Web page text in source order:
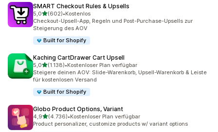
SMART Checkout Rules & Upsells
5,0von 5 Sternen
(602)
602 Rezensionen insgesamt
•Kostenlos
Checkout-Upsell-App, Regeln und Post-Purchase-Upsells zur
Steigerung des AOV
Built for Shopify
Kaching CartDrawer Cart Upsell
5,0von 5 Sternen
(1.138)
1138 Rezensionen insgesamt
•Kostenloser Plan verfügbar
Steigere deinen AOV: Slide-Warenkorb, Upsell-Warenkorb & Leiste
für kostenlosen Versand
Built for Shopify
Globo Product Options, Variant
4,9von 5 Sternen
(4.736)
4736 Rezensionen insgesamt
•Kostenloser Plan verfügbar
Product personalizer, customize products w/ variant options